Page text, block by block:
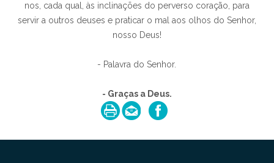
nos, cada qual, às inclinações do perverso coração, para
servir a outros deuses e praticar o mal aos olhos do Senhor,
nosso Deus!
- Palavra do Senhor.
- Graças a Deus.